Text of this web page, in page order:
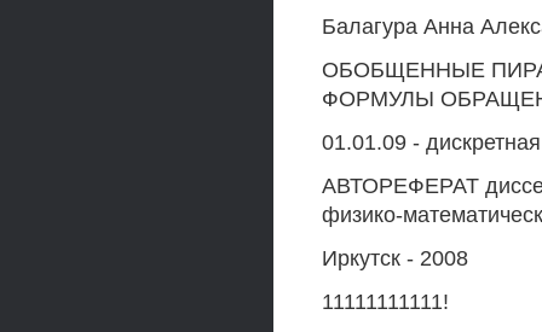
Балагура Анна
ОБОБЩЕННЫЕ
ФОРМУЛЫ
01.01.09 -
АВТОРЕФЕРАТ
физико-
Иркутск - 2008
11111111111!